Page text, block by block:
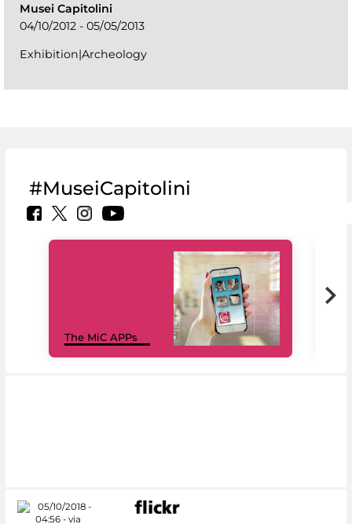
Musei Capitolini
04/10/2012 - 05/05/2013
Exhibition|Archeology
#MuseiCapitolini
The MiC APPs